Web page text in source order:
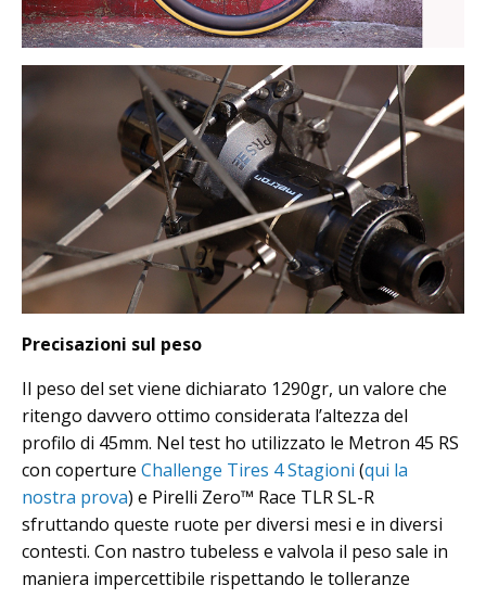
Precisazioni sul peso
Il peso del set viene dichiarato 1290gr, un valore che
ritengo davvero ottimo considerata l’altezza del
profilo di 45mm. Nel test ho utilizzato le Metron 45 RS
con coperture Challenge Tires 4 Stagioni (qui la
nostra prova) e Pirelli Zero™ Race TLR SL-R
sfruttando queste ruote per diversi mesi e in diversi
contesti. Con nastro tubeless e valvola il peso sale in
maniera impercettibile rispettando le tolleranze